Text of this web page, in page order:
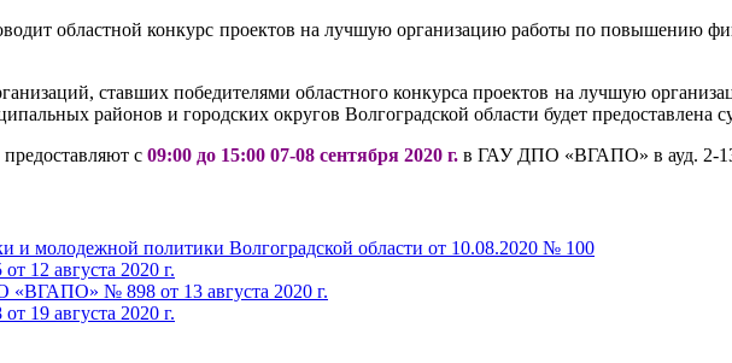
областной конкурс проектов на лучшую организацию работы по повышению
ставших победителями областного конкурса проектов на лучшую
районов и городских округов Волгоградской области будет предоставлена
с 09:00 до 15:00 07-08 сентября 2020 г. в ГАУ ДПО «ВГАПО» в ауд. 2-
и молодежной политики Волгоградской области от 10.08.2020 № 100
августа 2020 г.
№ 898 от 13 августа 2020 г.
августа 2020 г.